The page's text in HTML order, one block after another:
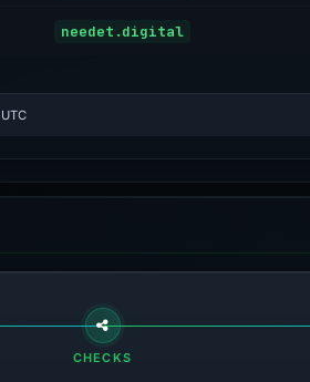
needet.digital
CHECKS